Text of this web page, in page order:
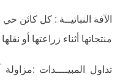
الآفة النباتيــة : كل كائن
منتجاتها أثناء زراعتها أو
تداول المبيــــدات